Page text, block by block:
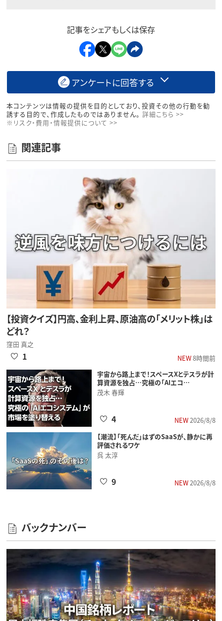
記事をシェアもしくは保存
アンケートに回答する
本コンテンツは情報の提供を目的としており、投資その他の行動を勧
誘する目的で、作成したものではありません。 詳細こちら >>
※リスク・費用・情報提供について >>
関連記事
【投資クイズ】円高、金利上昇、原油高の「メリット株」は
どれ？
窪田 真之
NEW8時間前
1
宇宙から路上まで！スペースXとテスラが計
算資源を独占…究極の「AIエコ…
茂木 春輝
NEW2026/8/8
4
【潮流】「死んだ」はずのSaaSが、静かに再
評価されるワケ
呉 太淳
NEW2026/8/8
9
バックナンバー